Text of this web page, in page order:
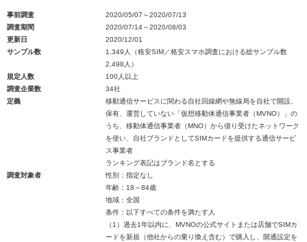
事前調査
2020/05/07～2020/07/13
調査期間
2020/07/14～2020/08/03
更新日
2020/12/01
サンプル数
1,349人（格安SIM／格安スマホ調査における総サンプル数
2,498人）
規定人数
100人以上
調査企業数
34社
定義
移動通信サービスに関わる自社回線網や無線局を自社で開設、
保有、運営していない「仮想移動体通信事業者（MVNO）」の
うち、移動体通信事業者（MNO）から借り受けたネットワーク
を使い、自社ブランドとしてSIMカードを提供する通信サービ
ス事業者
ランキング表記はブランド名とする
調査対象者
性別：指定なし
年齢：18～84歳
地域：全国
条件：以下すべての条件を満たす人
（1）過去1年以内に、MVNOの公式サイトまたは店舗でSIMカ
ードを新規（他社からの乗り換え含む）で購入し、開通設定を